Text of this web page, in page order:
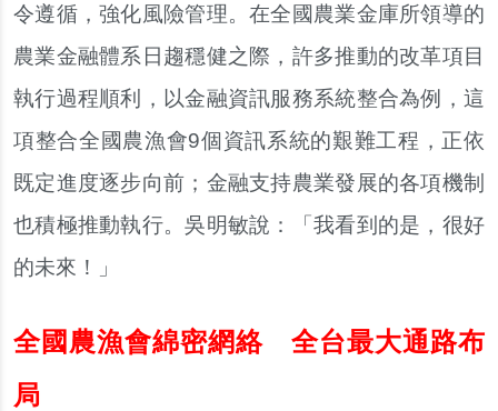
令遵循，強化風險管理。在全國農業金庫所領導的
農業金融體系日趨穩健之際，許多推動的改革項目
執行過程順利，以金融資訊服務系統整合為例，這
項整合全國農漁會9個資訊系統的艱難工程，正依
既定進度逐步向前；金融支持農業發展的各項機制
也積極推動執行。吳明敏說：「我看到的是，很好
的未來！」
全國農漁會綿密網絡 全台最大通路布
局